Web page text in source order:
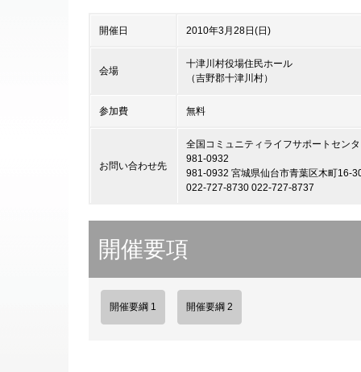
開催日 2010年3月28日(日)
会場
十津川村役場住民ホール
（吉野郡十津川村）
参加費 無料
お問い合わせ先
全国コミュニティライフサポートセン
981-0932
981-0932 宮城県仙台市青葉区木町16-
022-727-8730 022-727-8737
開催要項
開催要綱 1 開催要綱 2